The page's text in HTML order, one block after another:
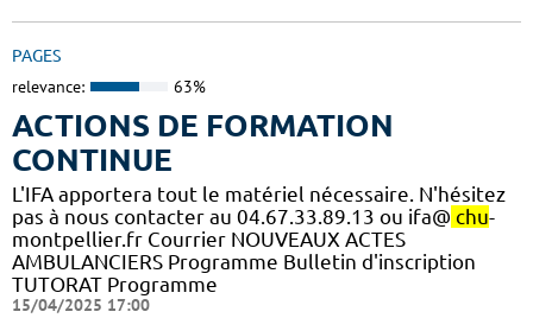
PAGES
relevance: 63%
ACTIONS DE FORMATION
CONTINUE
L'IFA apportera tout le matériel nécessaire. N'hésitez
pas à nous contacter au 04.67.33.89.13 ou ifa@ chu-
montpellier.fr Courrier NOUVEAUX ACTES
AMBULANCIERS Programme Bulletin d'inscription
TUTORAT Programme
15/04/2025 17:00